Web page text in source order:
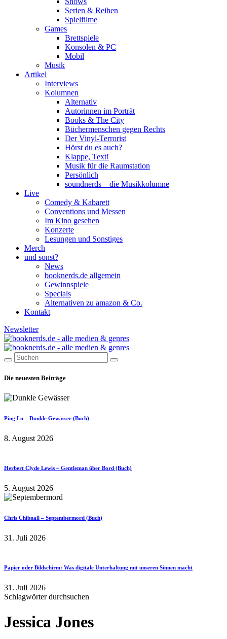
Serien & Reihen
Spielfilme
Games
Brettspiele
Konsolen & PC
Mobil
Musik
Artikel
Interviews
Kolumnen
Alternativ
Autorinnen im Porträt
Books & The City
Büchermenschen gegen Rechts
Der Vinyl-Terrorist
Hörst du es auch?
Klappe, Text!
Musik für die Raumstation
Persönlich
soundnerds – die Musikkolumne
Live
Comedy & Kabarett
Conventions und Messen
Im Kino gesehen
Konzerte
Lesungen und Sonstiges
Merch
und sonst?
News
booknerds.de allgemein
Gewinnspiele
Specials
Alternativen zu amazon & Co.
Kontakt
Newsletter
Die neuesten Beiträge
Ping Lu – Dunkle Gewässer (Buch)
8. August 2026
Herbert Clyde Lewis – Gentleman über Bord (Buch)
5. August 2026
Chris Chibnall – Septembermord (Buch)
31. Juli 2026
Papier oder Bildschirm: Was digitale Unterhaltung mit unseren Sinnen macht
31. Juli 2026
Schlagwörter durchsuchen
Jessica Jones